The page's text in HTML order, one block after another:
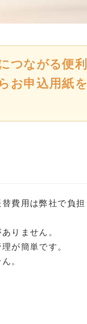
つながる便
お申込用紙
費用は弊社で負担
りません。
が簡単です。
。